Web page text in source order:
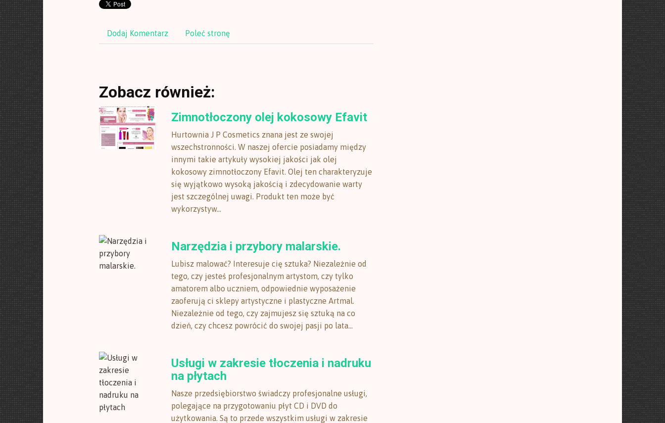
Dodaj Komentarz Poleć stronę
Zobacz również:
Zimnotłoczony olej kokosowy Efavit
Hurtownia J P Cosmetics znana jest ze swojej
wszechstronności. W naszej ofercie posiadamy między
innymi takie artykuły wysokiej jakości jak olej
kokosowy zimnotłoczony Efavit. Olej ten charakteryzuje
się wyjątkowo wysoką jakością i zdecydowanie warty
jest szczególnej uwagi. Produkt ten może być
wykorzystyw...
Narzędzia i przybory malarskie.
Lubisz malować? Interesuje cię sztuka? Niezależnie od
tego, czy jesteś profesjonalnym artystom, czy tylko
amatorem albo uczniem, odpowiednie wyposażenie
zaoferują ci sklepy artystyczne i plastyczne Artmal.
Niezależnie od tego, czy zajmujesz się sztuką na co
dzień, czy chcesz powrócić do swojej pasji po lata...
Usługi w zakresie tłoczenia i nadruku
na płytach
Nasze przedsiębiorstwo świadczy profesjonalne usługi,
polegające na przygotowaniu płyt CD i DVD do
użytkowania. Są to przede wszystkim usługi w zakresie